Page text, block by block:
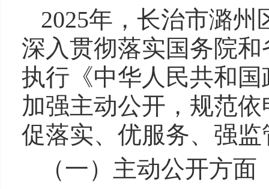
2025年，长治市潞
深入贯彻落实国务院
执行《中华人民共和
加强主动公开，规范
促落实、优服务、强
（一） 主动公开方面